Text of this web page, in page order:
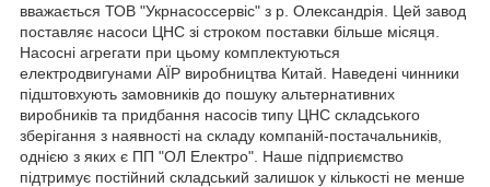
вважається ТОВ "Укрнасоссервіс" з р. Олександрія. Цей завод
поставляє насоси ЦНС зі строком поставки більше місяця.
Насосні агрегати при цьому комплектуються
електродвигунами АЇР виробництва Китай. Наведені чинники
підштовхують замовників до пошуку альтернативних
виробників та придбання насосів типу ЦНС складського
зберігання з наявності на складу компаній-постачальників,
однією з яких є ПП "ОЛ Електро". Наше підприємство
підтримує постійний складський залишок у кількості не менше